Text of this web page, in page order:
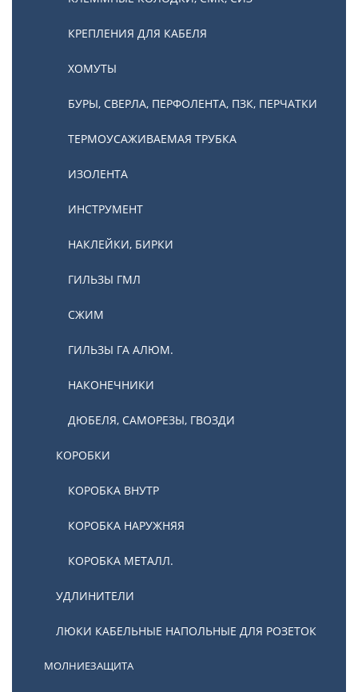
КРЕПЛЕНИЯ ДЛЯ КАБЕЛЯ
ХОМУТЫ
БУРЫ, СВЕРЛА, ПЕРФОЛЕНТА, ПЗК, ПЕРЧАТКИ
ТЕРМОУСАЖИВАЕМАЯ ТРУБКА
ИЗОЛЕНТА
ИНСТРУМЕНТ
НАКЛЕЙКИ, БИРКИ
ГИЛЬЗЫ ГМЛ
СЖИМ
ГИЛЬЗЫ ГА АЛЮМ.
НАКОНЕЧНИКИ
ДЮБЕЛЯ, САМОРЕЗЫ, ГВОЗДИ
КОРОБКИ
КОРОБКА ВНУТР
КОРОБКА НАРУЖНЯЯ
КОРОБКА МЕТАЛЛ.
УДЛИНИТЕЛИ
ЛЮКИ КАБЕЛЬНЫЕ НАПОЛЬНЫЕ ДЛЯ РОЗЕТОК
МОЛНИЕЗАЩИТА